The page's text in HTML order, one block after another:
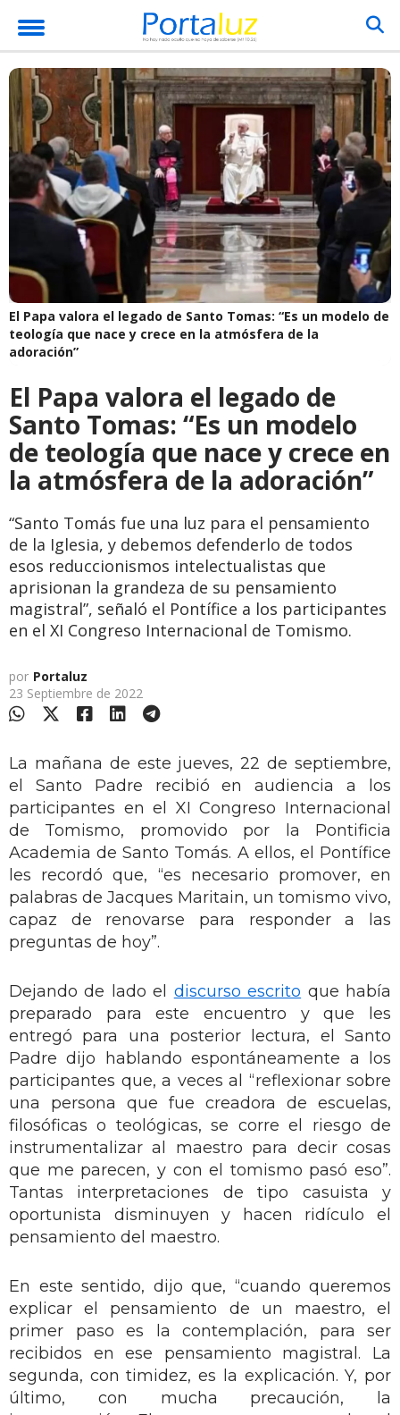
El Papa valora el legado de Santo Tomas: “Es un modelo de
teología que nace y crece en la atmósfera de la
adoración”
El Papa valora el legado de
Santo Tomas: “Es un modelo
de teología que nace y crece en
la atmósfera de la adoración”
“Santo Tomás fue una luz para el pensamiento
de la Iglesia, y debemos defenderlo de todos
esos reduccionismos intelectualistas que
aprisionan la grandeza de su pensamiento
magistral”, señaló el Pontífice a los participantes
en el XI Congreso Internacional de Tomismo.
por Portaluz
23 Septiembre de 2022
La mañana de este jueves, 22 de septiembre,
el Santo Padre recibió en audiencia a los
participantes en el XI Congreso Internacional
de Tomismo, promovido por la Pontificia
Academia de Santo Tomás. A ellos, el Pontífice
les recordó que, “es necesario promover, en
palabras de Jacques Maritain, un tomismo vivo,
capaz de renovarse para responder a las
preguntas de hoy”.
Dejando de lado el discurso escrito que había
preparado para este encuentro y que les
entregó para una posterior lectura, el Santo
Padre dijo hablando espontáneamente a los
participantes que, a veces al “reflexionar sobre
una persona que fue creadora de escuelas,
filosóficas o teológicas, se corre el riesgo de
instrumentalizar al maestro para decir cosas
que me parecen, y con el tomismo pasó eso”.
Tantas interpretaciones de tipo casuista y
oportunista disminuyen y hacen ridículo el
pensamiento del maestro.
En este sentido, dijo que, “cuando queremos
explicar el pensamiento de un maestro, el
primer paso es la contemplación, para ser
recibidos en ese pensamiento magistral. La
segunda, con timidez, es la explicación. Y, por
último, con mucha precaución, la